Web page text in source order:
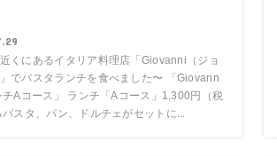
くにあるイタリア料理店「Giovanni（ジョ
でパスタランチを食べました〜 「Giovann
チAコース」 ランチ「Aコース」1,300円（税
パスタ、パン、ドルチェがセットに...